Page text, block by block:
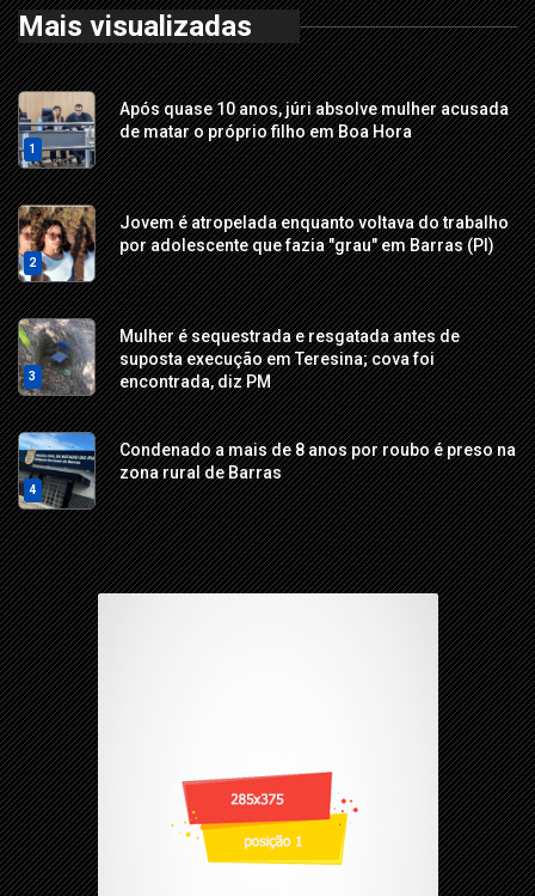
Mais visualizadas
1
Após quase 10 anos, júri absolve mulher acusada
de matar o próprio filho em Boa Hora
2
Jovem é atropelada enquanto voltava do trabalho
por adolescente que fazia "grau" em Barras (PI)
3
Mulher é sequestrada e resgatada antes de
suposta execução em Teresina; cova foi
encontrada, diz PM
4
Condenado a mais de 8 anos por roubo é preso na
zona rural de Barras